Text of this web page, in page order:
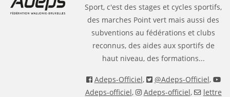
Sport, c'est des stages et cycles sportifs,
des marches Point vert mais aussi des
subventions au fédérations et clubs
reconnus, des aides aux sportifs de
haut niveau, des formations...
Adeps-Officiel, @Adeps-Officiel,
Adeps-officiel, Adeps-officiel, lettre